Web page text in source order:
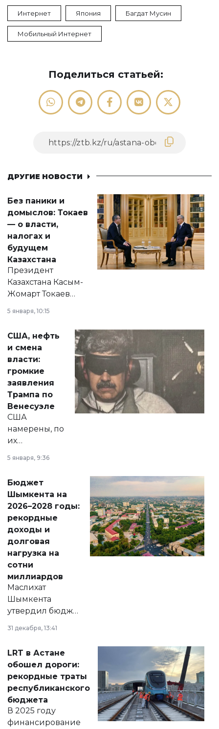
Интернет Япония Багдат Мусин
Мобильный Интернет
Поделиться статьей:
ДРУГИЕ НОВОСТИ
Без паники и
домыслов: Токаев
— о власти,
налогах и
будущем
Казахстана
Президент
Казахстана Касым-
Жомарт Токаев
сразу несколько
актуальных тем —
от слухов о
политических
реформах до
вопросов армии,
экономики и
личного здоровья.
5 января, 10:15
США, нефть
и смена
власти:
громкие
заявления
Трампа по
Венесуэле
США
намерены, по
их
принести
народу
Венесуэлы.
5 января, 9:36
Бюджет
Шымкента на
2026–2028 годы:
рекордные
доходы и
долговая
нагрузка на
сотни
миллиардов
Маслихат
Шымкента
утвердил бюджет
города на 2026–
2028 годы.
документ
появился в базе
нормативных
правовых актов и
на сайте маслихат
города.
31 декабря, 13:41
LRT в Астане
обошел дороги:
рекордные траты
республиканского
бюджета
В 2025 году
финансирование